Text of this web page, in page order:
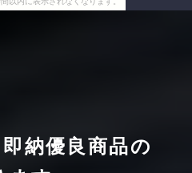
納優良商品の